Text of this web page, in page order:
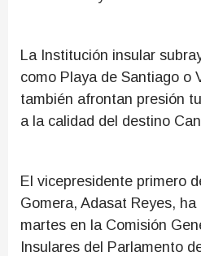
La Institución insular
como Playa de Santiago o
también afrontan presión
a la calidad del destino
El vicepresidente primero
Gomera, Adasat Reyes,
martes en la Comisión
Insulares del Parlamento